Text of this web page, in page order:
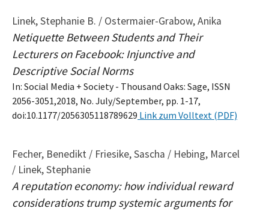
Linek, Stephanie B. / Ostermaier-Grabow, Anika
Netiquette Between Students and Their
Lecturers on Facebook: Injunctive and
Descriptive Social Norms
In: Social Media + Society - Thousand Oaks: Sage, ISSN
2056-3051,2018, No. July/September, pp. 1-17,
doi:10.1177/2056305118789629 Link zum Volltext (PDF)
Fecher, Benedikt / Friesike, Sascha / Hebing, Marcel
/ Linek, Stephanie
A reputation economy: how individual reward
considerations trump systemic arguments for